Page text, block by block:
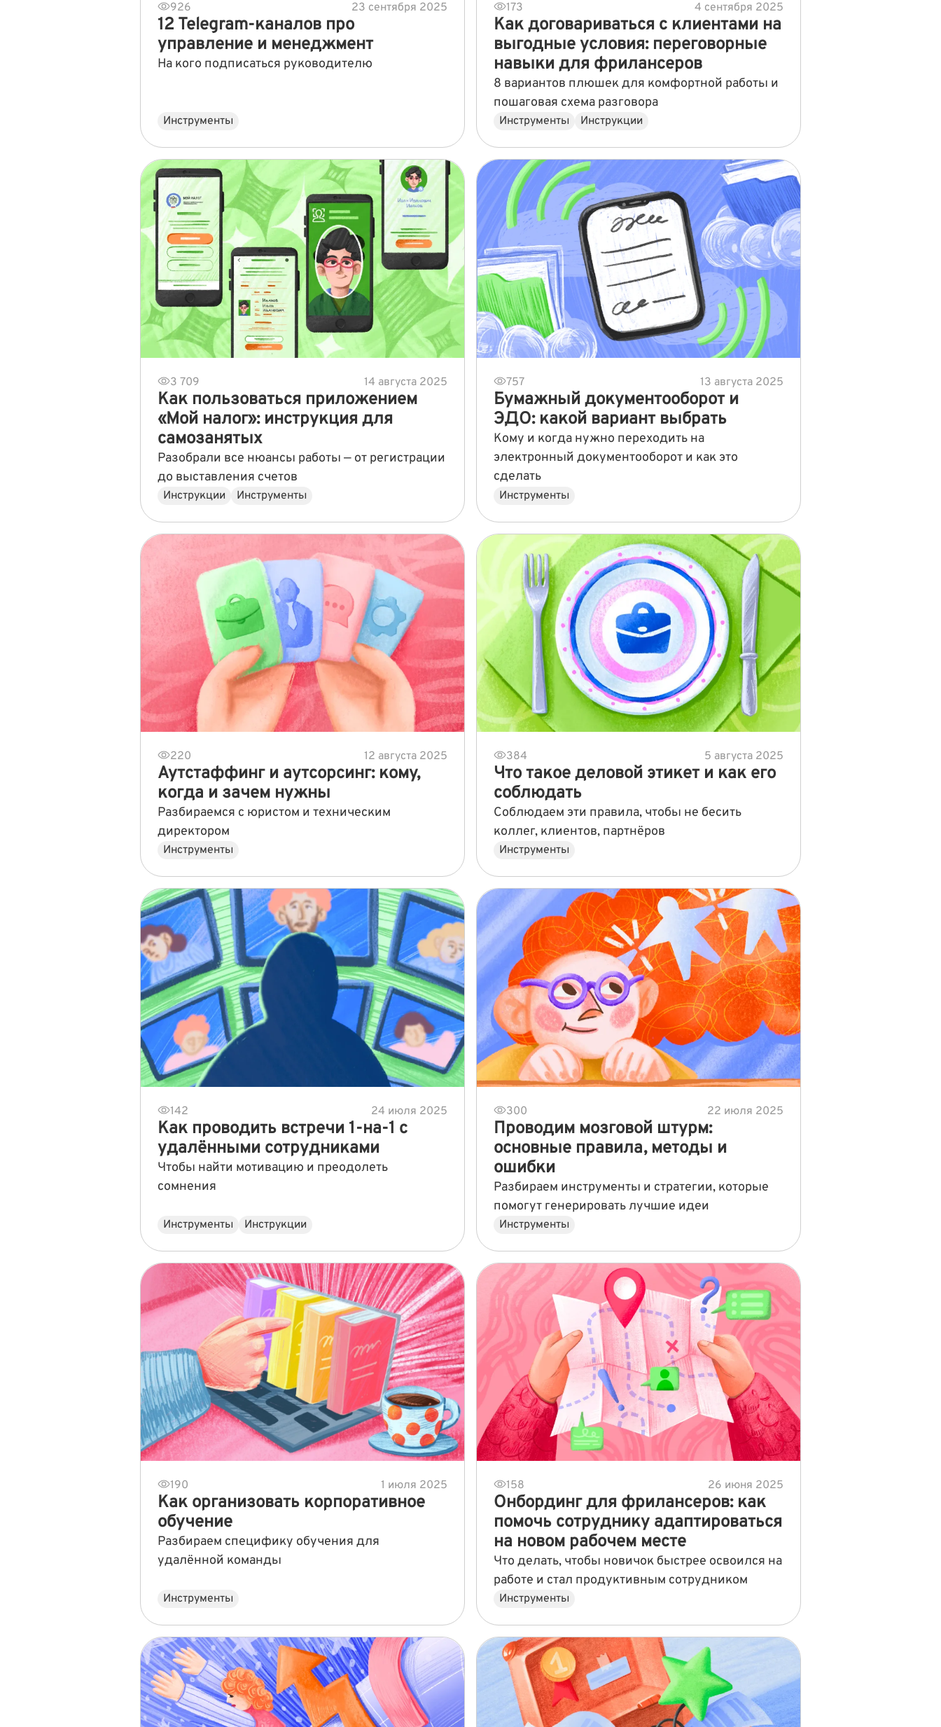
926 23 сентября 2025
12 Telegram-каналов про
управление и менеджмент
На кого подписаться руководителю
Инструменты
173 4 сентября 2025
Как договариваться с клиентами на
выгодные условия: переговорные
навыки для фрилансеров
8 вариантов плюшек для комфортной работы и
пошаговая схема разговора
Инструменты Инструкции
3 709 14 августа 2025
Как пользоваться приложением
«Мой налог»: инструкция для
самозанятых
Разобрали все нюансы работы — от регистрации
до выставления счетов
Инструкции Инструменты
757 13 августа 2025
Бумажный документооборот и
ЭДО: какой вариант выбрать
Кому и когда нужно переходить на
электронный документооборот и как это
сделать
Инструменты
220 12 августа 2025
Аутстаффинг и аутсорсинг: кому,
когда и зачем нужны
Разбираемся с юристом и техническим
директором
Инструменты
384 5 августа 2025
Что такое деловой этикет и как его
соблюдать
Соблюдаем эти правила, чтобы не бесить
коллег, клиентов, партнёров
Инструменты
142 24 июля 2025
Как проводить встречи 1-на-1 с
удалёнными сотрудниками
Чтобы найти мотивацию и преодолеть
сомнения
Инструменты Инструкции
300 22 июля 2025
Проводим мозговой штурм:
основные правила, методы и
ошибки
Разбираем инструменты и стратегии, которые
помогут генерировать лучшие идеи
Инструменты
190 1 июля 2025
Как организовать корпоративное
обучение
Разбираем специфику обучения для
удалённой команды
Инструменты
158 26 июня 2025
Онбординг для фрилансеров: как
помочь сотруднику адаптироваться
на новом рабочем месте
Что делать, чтобы новичок быстрее освоился на
работе и стал продуктивным сотрудником
Инструменты